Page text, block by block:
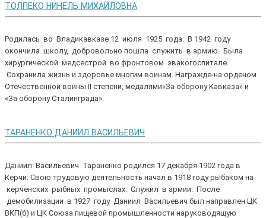
ТОЛПЕКО НИНЕЛЬ МИХАЙЛОВНА
Родилась во Владикавказе 12 июля 1925 года. В 1942 году
окончила школу, добровольно пошла служить в армию. Была
хирургической медсестрой во фронтовом эвакогоспитале.
Сохранила жизнь и здоровье многим воинам. Награжде-на орденом
Отечественной войны II степени, медалями«За оборону Кавказа» и
«За оборону Сталинграда».
ТАРАНЕНКО ДАНИИЛ ВАСИЛЬЕВИЧ
Даниил Васильевич Тараненко родился 17 декабря 1902 года в
Керчи. Свою трудовую деятельность начал в 1918 году рыбаком на
керченских рыбных промыслах. Служил в армии. После
демобилизации в 1927 году Даниил Васильевич был направлен ЦК
ВКП(б) и ЦК Союза пищевой промышленности наруководящую